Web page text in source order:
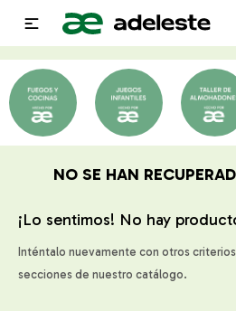

NO SE HAN
¡Lo sentimos! No hay
Inténtalo nuevamente con otros
secciones de nuestro catálogo.